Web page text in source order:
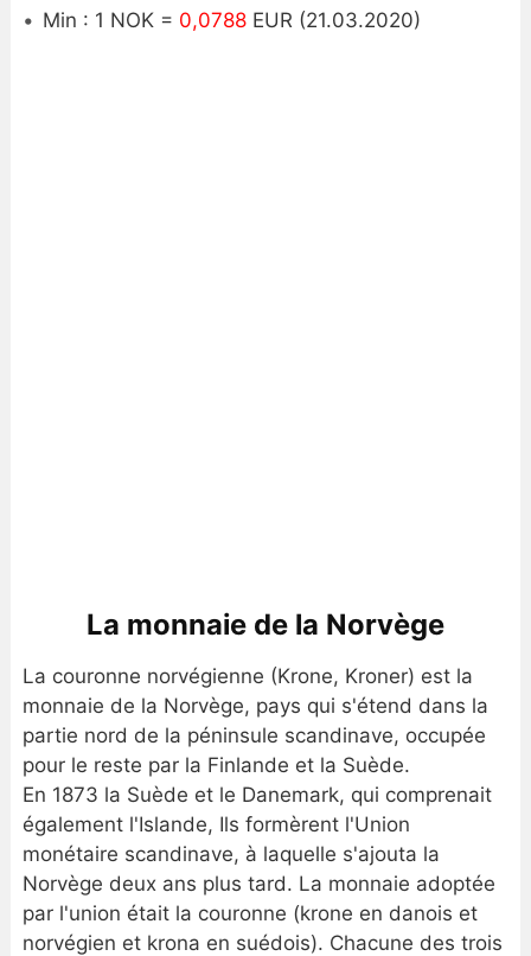
Min : 1 NOK = 0,0788EUR (21.03.2020)
La monnaie de la Norvège
La couronne norvégienne (Krone, Kroner) est la
monnaie de la Norvège, pays qui s'étend dans la
partie nord de la péninsule scandinave, occupée
pour le reste par la Finlande et la Suède.
En 1873 la Suède et le Danemark, qui comprenait
également l'Islande, Ils formèrent l'Union
monétaire scandinave, à laquelle s'ajouta la
Norvège deux ans plus tard. La monnaie adoptée
par l'union était la couronne (krone en danois et
norvégien et krona en suédois). Chacune des trois